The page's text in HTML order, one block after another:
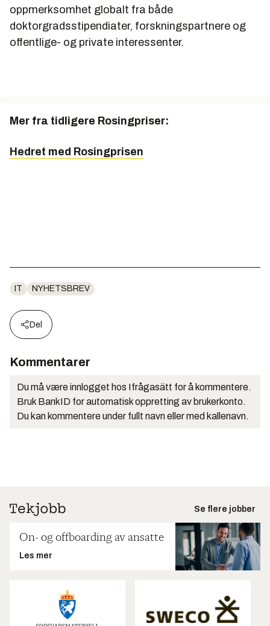
oppmerksomhet globalt fra både
doktorgradsstipendiater, forskningspartnere og
offentlige- og private interessenter.
Mer fra tidligere Rosingpriser:
Hedret med Rosingprisen
IT NYHETSBREV
Del
Kommentarer
Du må være innlogget hos Ifrågasätt for å kommentere.
Bruk BankID for automatisk oppretting av brukerkonto.
Du kan kommentere under fullt navn eller med kallenavn.
Se flere jobber
On- og offboarding av ansatte
Les mer